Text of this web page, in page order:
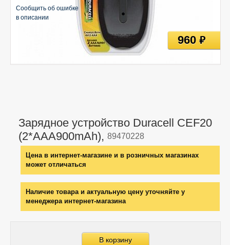
Зарядное устройство Duracell CEF20
(2*AAA900mAh), 89470228
Цена в интернет-магазине и в розничных магазинах
может отличаться
Наличие товара и актуальную цену уточняйте у
менеджера интернет-магазина
В корзину
Сообщить об ошибке
в описании
960руб